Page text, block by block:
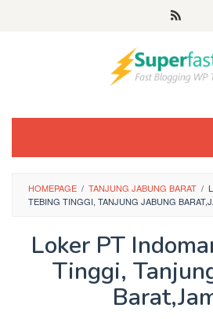
HOMEPAGE / TANJUNG JABUNG BARAT /
TEBING TINGGI, TANJUNG JABUNG
Loker PT
Tinggi,